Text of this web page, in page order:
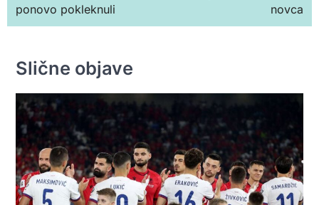
ponovo pokleknuli
novca
Slične objave